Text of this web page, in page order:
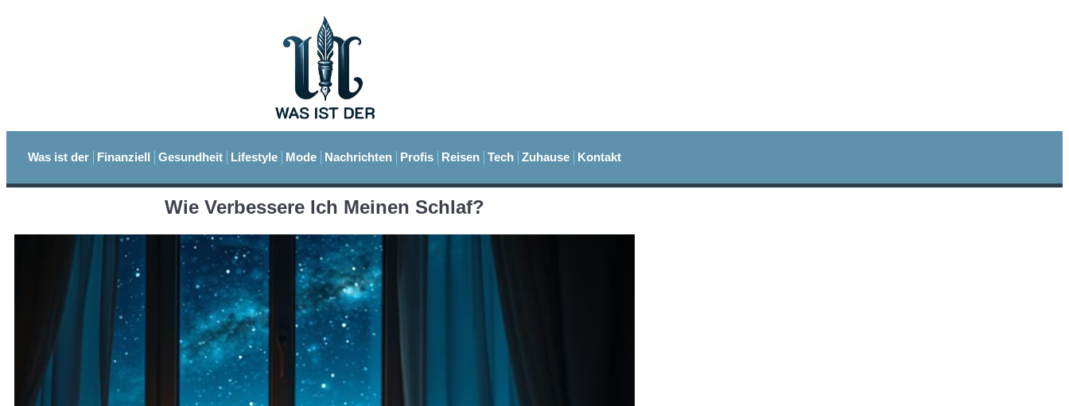
Was ist der Finanziell Gesundheit Lifestyle Mode Nachrichten Profis Reisen Tech Zuhause Kontakt
Wie Verbessere Ich Meinen Schlaf?